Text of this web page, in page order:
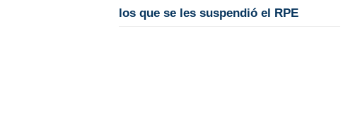
los que se les suspendió el RPE